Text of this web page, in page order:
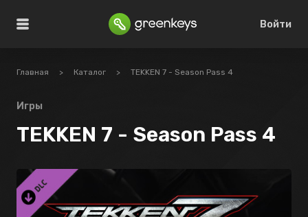
Войти
Главная > Каталог > TEKKEN 7 - Season Pass 4
Игры
TEKKEN 7 - Season Pass 4